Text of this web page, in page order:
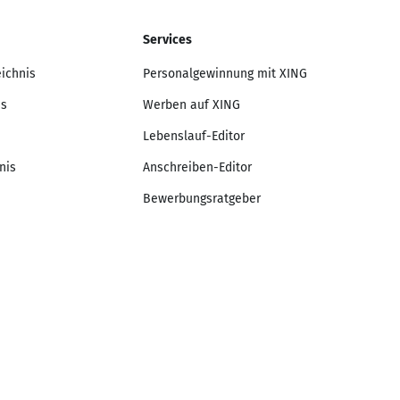
Services
Personalgewinnung mit XING
Werben auf XING
Lebenslauf-Editor
Anschreiben-Editor
Bewerbungsratgeber